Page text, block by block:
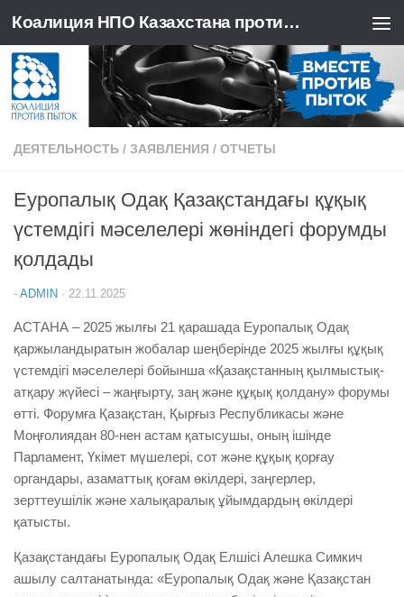
Перейти к содержимому Коалиция НПО Казахстана против пыток
ДЕЯТЕЛЬНОСТЬ / ЗАЯВЛЕНИЯ / ОТЧЕТЫ
Еуропалық Одақ Қазақстандағы құқық
үстемдігі мәселелері жөніндегі форумды
қолдады
- ADMIN · 22.11.2025
АСТАНА – 2025 жылғы 21 қарашада Еуропалық Одақ
қаржыландыратын жобалар шеңберінде 2025 жылғы құқық
үстемдігі мәселелері бойынша «Қазақстанның қылмыстық-
атқару жүйесі – жаңғырту, заң және құқық қолдану» форумы
өтті. Форумға Қазақстан, Қырғыз Республикасы және
Моңғолиядан 80-нен астам қатысушы, оның ішінде
Парламент, Үкімет мүшелері, сот және құқық қорғау
органдары, азаматтық қоғам өкілдері, заңгерлер,
зерттеушілік және халықаралық ұйымдардың өкілдері
қатысты.
Қазақстандағы Еуропалық Одақ Елшісі Алешка Симкич
ашылу салтанатында: «Еуропалық Одақ және Қазақстан